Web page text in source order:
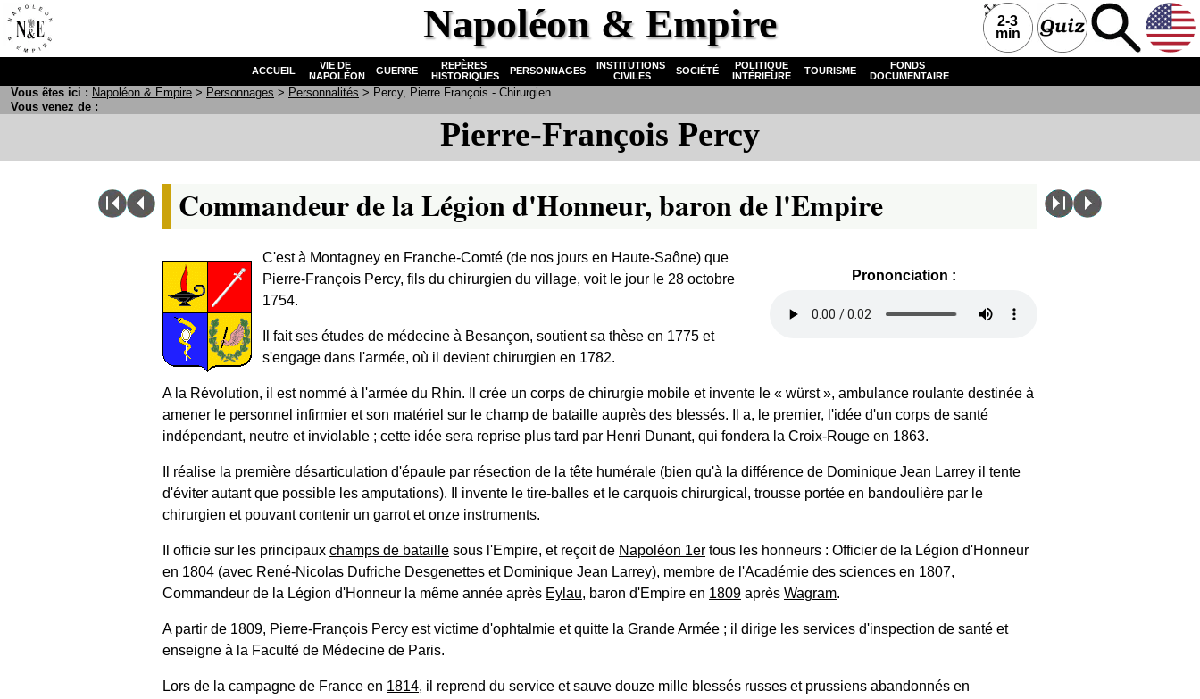
Napoléon & Empire
Pierre-François Percy
Commandeur de la Légion d'Honneur, baron de l'Empire
Prononciation :
C'est à Montagney en Franche-Comté (de nos jours en Haute-Saône) que
Pierre-François Percy, fils du chirurgien du village, voit le jour le 28 octobre
1754.
Il fait ses études de médecine à Besançon, soutient sa thèse en 1775 et
s'engage dans l'armée, où il devient chirurgien en 1782.
A la Révolution, il est nommé à l'armée du Rhin. Il crée un corps de chirurgie mobile et invente le « würst », ambulance roulante destinée à
amener le personnel infirmier et son matériel sur le champ de bataille auprès des blessés. Il a, le premier, l'idée d'un corps de santé
indépendant, neutre et inviolable ; cette idée sera reprise plus tard par Henri Dunant, qui fondera la Croix-Rouge en 1863.
Il réalise la première désarticulation d'épaule par résection de la tête humérale (bien qu'à la différence de Dominique Jean Larrey il tente
d'éviter autant que possible les amputations). Il invente le tire-balles et le carquois chirurgical, trousse portée en bandoulière par le
chirurgien et pouvant contenir un garrot et onze instruments.
Il officie sur les principaux champs de bataille sous l'Empire, et reçoit de Napoléon 1er tous les honneurs : Officier de la Légion d'Honneur
en 1804 (avec René-Nicolas Dufriche Desgenettes et Dominique Jean Larrey), membre de l'Académie des sciences en 1807,
Commandeur de la Légion d'Honneur la même année après Eylau, baron d'Empire en 1809 après Wagram.
A partir de 1809, Pierre-François Percy est victime d'ophtalmie et quitte la Grande Armée ; il dirige les services d'inspection de santé et
enseigne à la Faculté de Médecine de Paris.
Lors de la campagne de France en 1814, il reprend du service et sauve douze mille blessés russes et prussiens abandonnés en
ACCUEIL
VIE DE
NAPOLÉON
GUERRE
REPÈRES
HISTORIQUES
PERSONNAGES
INSTITUTIONS
CIVILES
SOCIÉTÉ
POLITIQUE
INTÉRIEURE
TOURISME
FONDS
DOCUMENTAIRE
2-3
min
Vous êtes ici : Napoléon & Empire > Personnages > Personnalités > Percy, Pierre François - Chirurgien
Vous venez de :